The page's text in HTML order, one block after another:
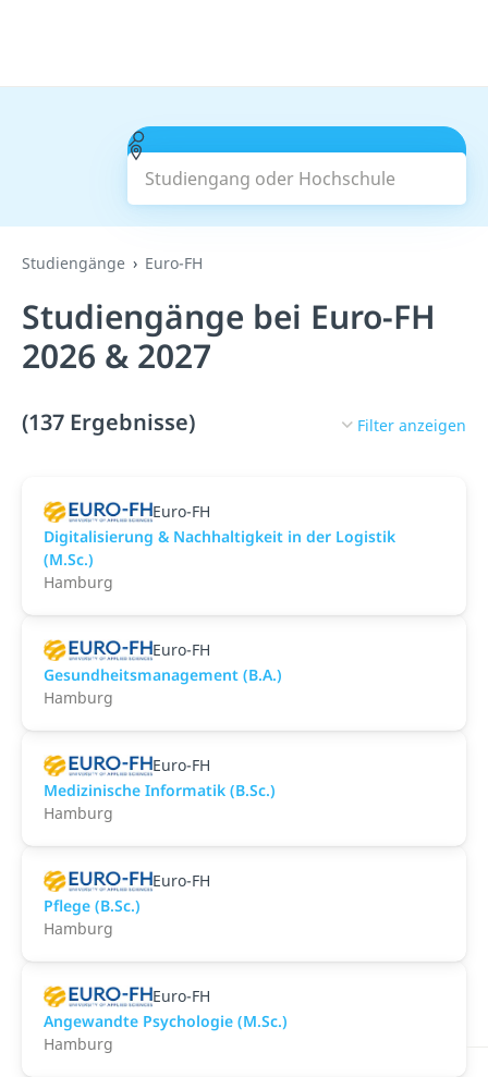
Studiengang oder Hochschule
Suchen
Studiengänge Euro-FH
Studiengänge bei Euro-FH
2026 & 2027
(137 Ergebnisse) Filter anzeigen
Euro-FH
Digitalisierung & Nachhaltigkeit in der Logistik
(M.Sc.)
Hamburg
Euro-FH
Gesundheitsmanagement (B.A.)
Hamburg
Euro-FH
Medizinische Informatik (B.Sc.)
Hamburg
Euro-FH
Pflege (B.Sc.)
Hamburg
Euro-FH
Angewandte Psychologie (M.Sc.)
Hamburg